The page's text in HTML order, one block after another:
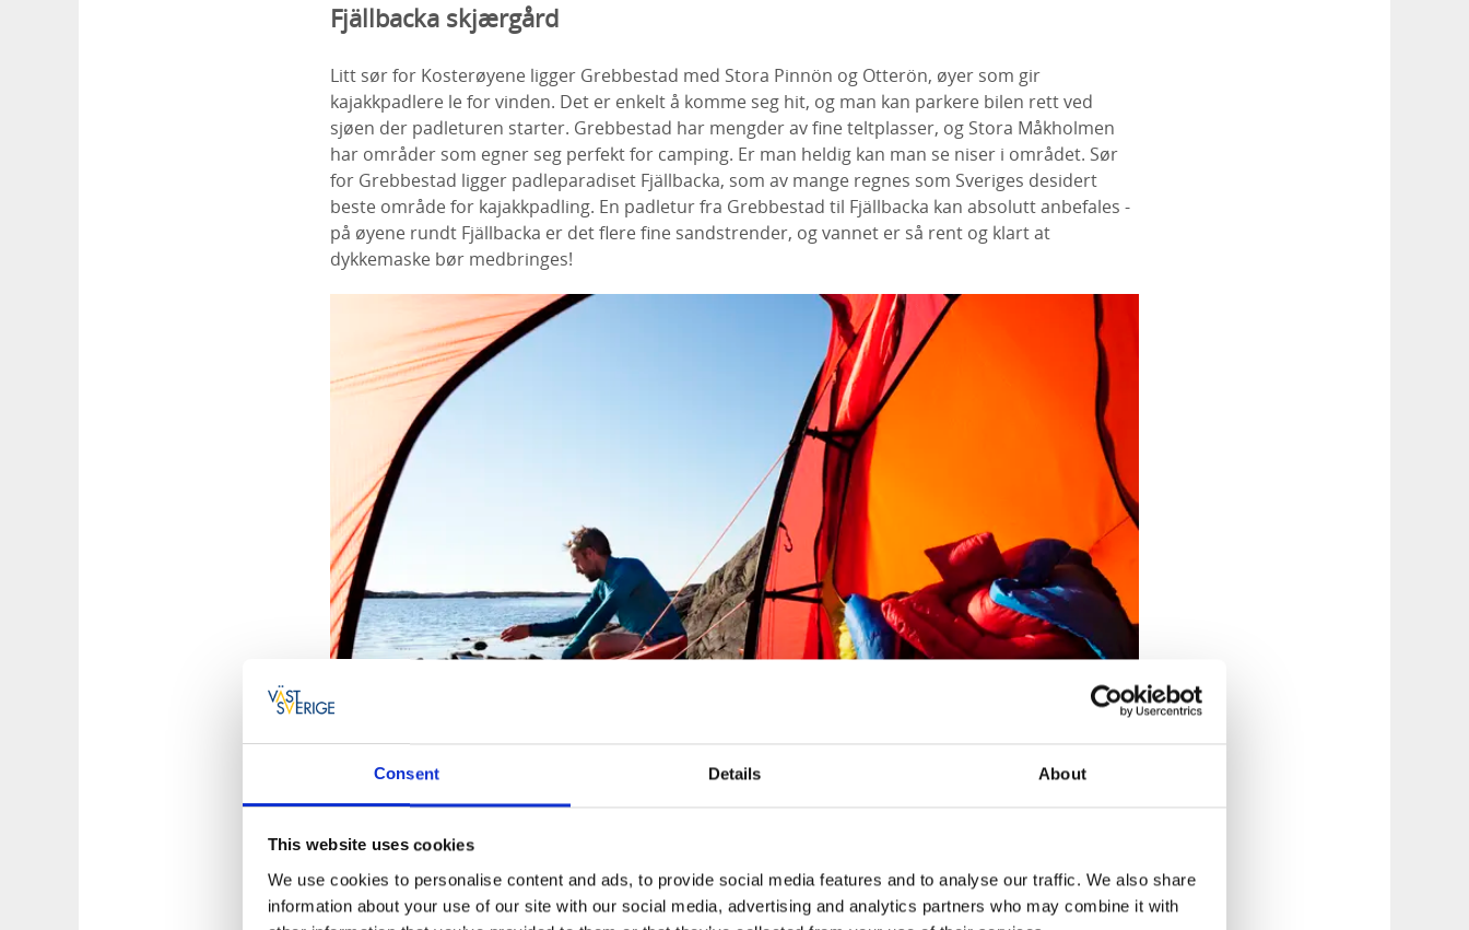
Consent Details About
This website uses cookies
We use cookies to personalise content and ads, to provide social media features and to analyse our traffic. We also share
information about your use of our site with our social media, advertising and analytics partners who may combine it with
Fjällbacka skjærgård
Litt sør for Kosterøyene ligger Grebbestad med Stora Pinnön og Otterön, øyer som gir
kajakkpadlere le for vinden. Det er enkelt å komme seg hit, og man kan parkere bilen rett ved
sjøen der padleturen starter. Grebbestad har mengder av fine teltplasser, og Stora Måkholmen
har områder som egner seg perfekt for camping. Er man heldig kan man se niser i området. Sør
for Grebbestad ligger padleparadiset Fjällbacka, som av mange regnes som Sveriges desidert
beste område for kajakkpadling. En padletur fra Grebbestad til Fjällbacka kan absolutt anbefales -
på øyene rundt Fjällbacka er det flere fine sandstrender, og vannet er så rent og klart at
dykkemaske bør medbringes!
Photographer:
Oasen består av klipper, øyer og fyrtårn. Her tilbys padlepakker som inkluderer overnatting på
koselige Väderöarnas vertshus og dagsturer i skjærgården. Området har en stor selbestand, og
den gode merkingen med blant annet fyrtårn og utkikksposter gjør det enkelt for padlere å